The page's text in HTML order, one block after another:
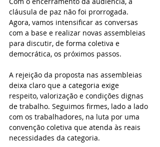
cláusula de paz não foi prorrogada.
Agora, vamos intensificar as conversas
com a base e realizar novas assembleias
para discutir, de forma coletiva e
democrática, os próximos passos.
A rejeição da proposta nas assembleias
deixa claro que a categoria exige
respeito, valorização e condições dignas
de trabalho. Seguimos firmes, lado a lado
com os trabalhadores, na luta por uma
convenção coletiva que atenda às reais
necessidades da categoria.